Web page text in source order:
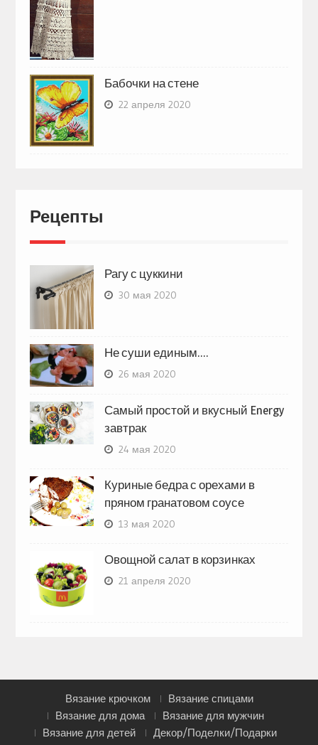
Бабочки на стене
22 апреля 2020
Рецепты
Рагу с цуккини
30 мая 2020
Не суши единым….
26 мая 2020
Самый простой и вкусный Energy
завтрак
24 мая 2020
Куриные бедра с орехами в
пряном гранатовом соусе
13 мая 2020
Овощной салат в корзинках
21 апреля 2020
Вязание крючком
Вязание спицами
Вязание для дома
Вязание для мужчин
Вязание для детей
Декор/Поделки/Подарки